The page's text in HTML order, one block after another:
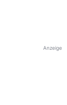
Anzeige